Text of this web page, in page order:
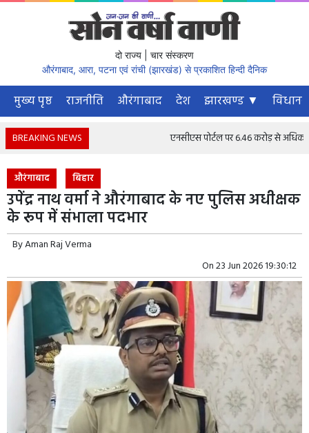
दो राज्य | चार संस्करण
औरंगाबाद, आरा, पटना एवं रांची (झारखंड) से प्रकाशित हिन्दी दैनिक
मुख्य पृष्ठ राजनीति औरंगाबाद देश झारखण्ड ▼
BREAKING NEWS एनसीएस पोर्टल पर 6.46 करोड़ से अधिक
औरंगाबाद बिहार
उपेंद्र नाथ वर्मा ने औरंगाबाद के नए पुलिस अधीक्षक
के रूप में संभाला पदभार
ByAman Raj Verma
On23 Jun 2026 19:30:12